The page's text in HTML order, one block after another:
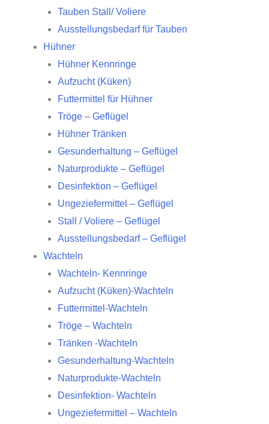
Tauben Stall/ Voliere
Ausstellungsbedarf für Tauben
Hühner
Hühner Kennringe
Aufzucht (Küken)
Futtermittel für Hühner
Tröge – Geflügel
Hühner Tränken
Gesunderhaltung – Geflügel
Naturprodukte – Geflügel
Desinfektion – Geflügel
Ungeziefermittel – Geflügel
Stall / Voliere – Geflügel
Ausstellungsbedarf – Geflügel
Wachteln
Wachteln- Kennringe
Aufzucht (Küken)-Wachteln
Futtermittel-Wachteln
Tröge – Wachteln
Tränken -Wachteln
Gesunderhaltung-Wachteln
Naturprodukte-Wachteln
Desinfektion- Wachteln
Ungeziefermittel – Wachteln